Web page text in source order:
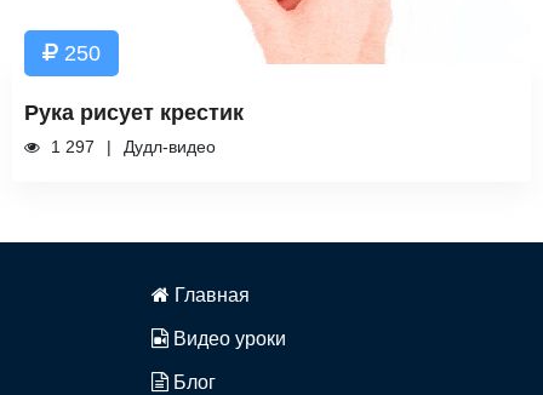
250
Рука рисует крестик
1 297 Дудл-видео
Главная
Видео уроки
Блог